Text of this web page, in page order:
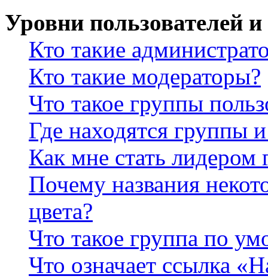
Уровни пользователей
Кто такие
Кто такие модераторы?
Что такое группы
Где находятся группы
Как мне стать лидером
Почему названия
цвета?
Что такое группа по
Что означает ссылка